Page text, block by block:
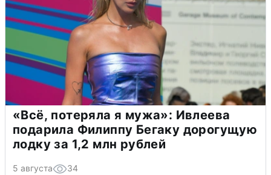
«Всё, потеряла я мужа»: Ивлеева
подарила Филиппу Бегаку дорогущую
лодку за 1,2 млн рублей
5 августа 34